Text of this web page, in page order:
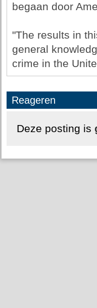
begaan door
"The results in
general
crime in the
Reageren
Deze posting is